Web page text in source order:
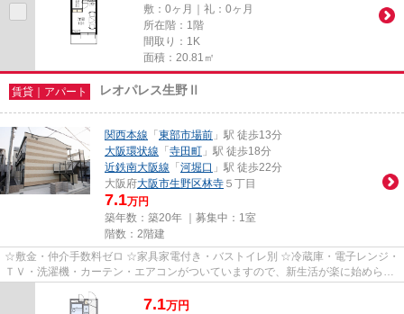
敷：0ヶ月｜礼：0ヶ月
所在階：1階
間取り：1K
面積：20.81㎡
賃貸｜アパート レオパレス生野Ⅱ
関西本線 「 東部市場前 」駅 徒歩13分
大阪環状線 「 寺田町 」駅 徒歩18分
近鉄南大阪線 「 河堀口 」駅 徒歩22分
大阪府大阪市生野区林寺 ５丁目
7.1万円
築年数：築20年 ｜募集中： 1室
階数：2階建
☆敷金・仲介手数料ゼロ ☆家具家電付き・バストイレ別 ☆冷蔵庫・電子レンジ・
ＴＶ・洗濯機・カーテン・エアコンがついていますので、新生活が楽に始められ
7.1万円